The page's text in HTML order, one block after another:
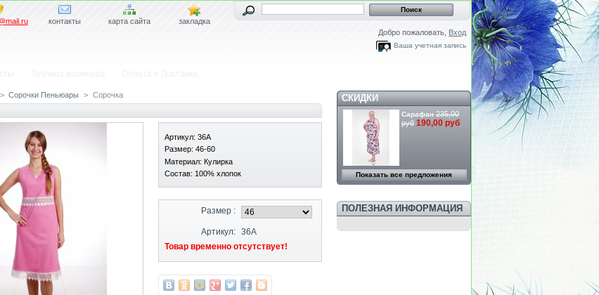
контакты карта сайта
закладка
Добро пожаловать,Вход
Ваша учетная запись
> Сорочки Пеньюары > Сорочка
Артикул: 36А
Размер: 46-60
Материал: Кулирка
Состав: 100% хлопок
Размер :
Артикул:
36А
Товар временно отсутствует!
СКИДКИ
Сарафан 235,00
руб 190,00 руб
Показать все предложения
ПОЛЕЗНАЯ ИНФОРМАЦИЯ